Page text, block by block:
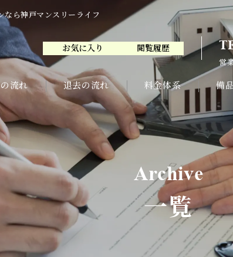
なら神戸マンスリーライフ
お気に入り 閲覧履歴
営
流れ 退去の流れ 料金体系 備
お気に入り
営
Archive
一覧